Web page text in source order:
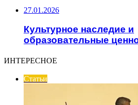
27.01.2026
Культурное наследие и
образовательные
ИНТЕРЕСНОЕ
Статьи